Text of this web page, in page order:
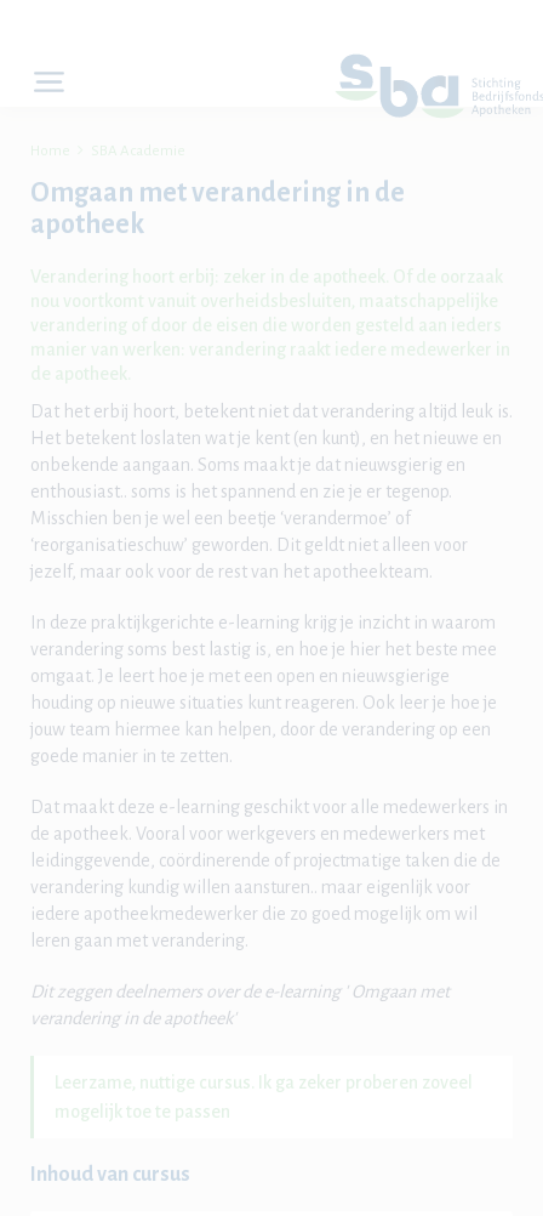
Home SBA Academie
Omgaan met verandering in de
apotheek
Verandering hoort erbij: zeker in de apotheek. Of de oorzaak
nou voortkomt vanuit overheidsbesluiten, maatschappelijke
verandering of door de eisen die worden gesteld aan ieders
manier van werken: verandering raakt iedere medewerker in
de apotheek.
Dat het erbij hoort, betekent niet dat verandering altijd leuk is.
Het betekent loslaten wat je kent (en kunt), en het nieuwe en
onbekende aangaan. Soms maakt je dat nieuwsgierig en
enthousiast.. soms is het spannend en zie je er tegenop.
Misschien ben je wel een beetje ‘verandermoe’ of
‘reorganisatieschuw’ geworden. Dit geldt niet alleen voor
jezelf, maar ook voor de rest van het apotheekteam.
In deze praktijkgerichte e-learning krijg je inzicht in waarom
verandering soms best lastig is, en hoe je hier het beste mee
omgaat. Je leert hoe je met een open en nieuwsgierige
houding op nieuwe situaties kunt reageren. Ook leer je hoe je
jouw team hiermee kan helpen, door de verandering op een
goede manier in te zetten.
Dat maakt deze e-learning geschikt voor alle medewerkers in
de apotheek. Vooral voor werkgevers en medewerkers met
leidinggevende, coördinerende of projectmatige taken die de
verandering kundig willen aansturen.. maar eigenlijk voor
iedere apotheekmedewerker die zo goed mogelijk om wil
leren gaan met verandering.
Dit zeggen deelnemers over de e-learning ' Omgaan met
verandering in de apotheek'
Leerzame, nuttige cursus. Ik ga zeker proberen zoveel
mogelijk toe te passen
Inhoud van cursus